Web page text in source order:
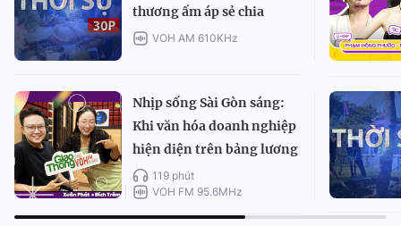
thương ấm áp sẻ chia
VOH AM 610KHz
Nhịp sống Sài Gòn sáng:
Khi văn hóa doanh nghiệp
hiện diện trên bảng lương
119 phút
VOH FM 95.6MHz